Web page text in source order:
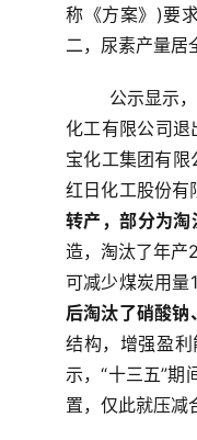
称《方案》)要
二，尿素产量居
公示显示
化工有限公司
宝化工集团有
红日化工股份有
转产，部分为
造，淘汰了年产
可减少煤炭用量
后淘汰了硝酸钠
结构，增强盈
示，“十三五”
置，仅此就压减